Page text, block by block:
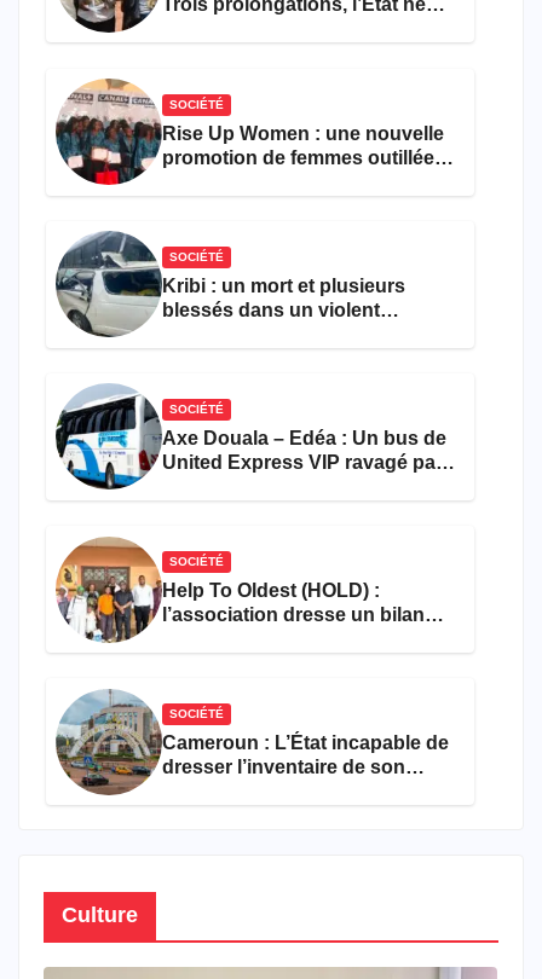
Trois prolongations, l’État ne
SOCIÉTÉ
Rise Up Women : une nouvelle
promotion de femmes outillées
SOCIÉTÉ
Kribi : un mort et plusieurs
blessés dans un violent
SOCIÉTÉ
Axe Douala – Edéa : Un bus de
United Express VIP ravagé par
SOCIÉTÉ
Help To Oldest (HOLD) :
l’association dresse un bilan
SOCIÉTÉ
Cameroun : L’État incapable de
dresser l’inventaire de son
Culture